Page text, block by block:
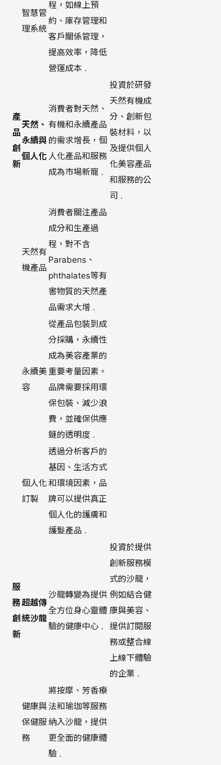
智慧管
理系統
程，如線上預
約、庫存管理和
客戶關係管理，
提高效率，降低
營運成本 .
產
品
創
新
天然、
永續與
個人化
消費者對天然、
有機和永續產品
的需求增長，個
人化產品和服務
成為市場新寵 .
投資於研發
天然有機成
分、創新包
裝材料，以
及提供個人
化美容產品
和服務的公
司 .
天然有
機產品
消費者關注產品
成分和生產過
程，對不含
Parabens、
phthalates等有
害物質的天然產
品需求大增 .
永續美
容
從產品包裝到成
分採購，永續性
成為美容產業的
重要考量因素。
品牌需要採用環
保包裝、減少浪
費，並確保供應
鏈的透明度 .
個人化
訂製
透過分析客戶的
基因、生活方式
和環境因素，品
牌可以提供真正
個人化的護膚和
護髮產品 .
服
務
創
新
超越傳
統沙龍
沙龍轉變為提供
全方位身心靈體
驗的健康中心 .
投資於提供
創新服務模
式的沙龍，
例如結合健
康與美容、
提供訂閱服
務或整合線
上線下體驗
的企業 .
健康與
保健服
務
將按摩、芳香療
法和瑜珈等服務
納入沙龍，提供
更全面的健康體
驗 .